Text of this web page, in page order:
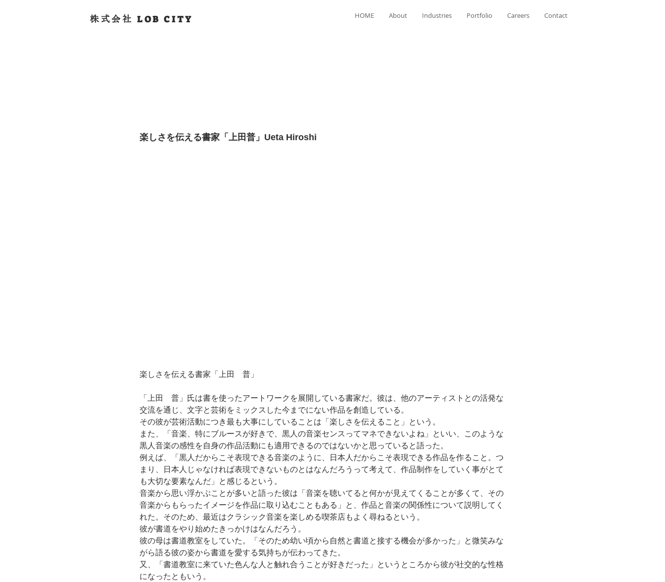
株式会社 LOB CITY HOME About Industries Portfolio Careers Contact
楽しさを伝える書家「上田普」Ueta Hiroshi
楽しさを伝える書家「上田　普」
「上田　普」氏は書を使ったアートワークを展開している書家だ。彼は、他のアーティストとの活発な
交流を通じ、文字と芸術をミックスした今までにない作品を創造している。
その彼が芸術活動につき最も大事にしていることは「楽しさを伝えること」という。
また、「音楽、特にブルースが好きで、黒人の音楽センスってマネできないよね」といい、このような
黒人音楽の感性を自身の作品活動にも適用できるのではないかと思っていると語った。
例えば、「黒人だからこそ表現できる音楽のように、日本人だからこそ表現できる作品を作ること。つ
まり、日本人じゃなければ表現できないものとはなんだろうって考えて、作品制作をしていく事がとて
も大切な要素なんだ」と感じるという。
音楽から思い浮かぶことが多いと語った彼は「音楽を聴いてると何かが見えてくることが多くて、その
音楽からもらったイメージを作品に取り込むこともある」と、作品と音楽の関係性について説明してく
れた。そのため、最近はクラシック音楽を楽しめる喫茶店もよく尋ねるという。
彼が書道をやり始めたきっかけはなんだろう。
彼の母は書道教室をしていた。「そのため幼い頃から自然と書道と接する機会が多かった」と微笑みな
がら語る彼の姿から書道を愛する気持ちが伝わってきた。
又、「書道教室に来ていた色んな人と触れ合うことが好きだった」というところから彼が社交的な性格
になったともいう。